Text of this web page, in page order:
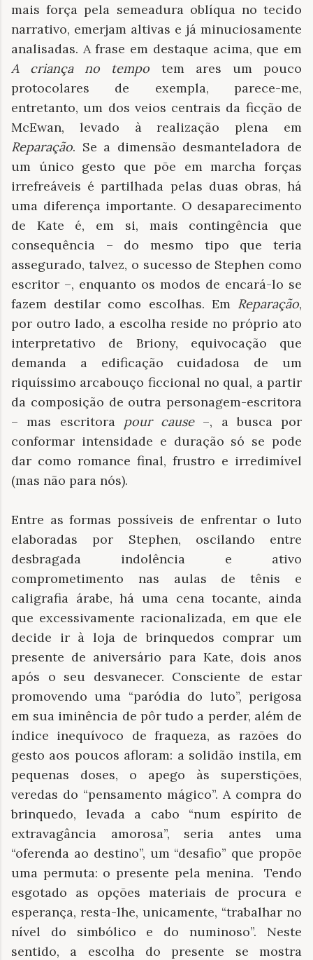
mais força pela semeadura oblíqua no tecido
narrativo, emerjam altivas e já minuciosamente
analisadas. A frase em destaque acima, que em
A criança no tempo tem ares um pouco
protocolares de exempla, parece-me,
entretanto, um dos veios centrais da ficção de
McEwan, levado à realização plena em
Reparação. Se a dimensão desmanteladora de
um único gesto que põe em marcha forças
irrefreáveis é partilhada pelas duas obras, há
uma diferença importante. O desaparecimento
de Kate é, em si, mais contingência que
consequência – do mesmo tipo que teria
assegurado, talvez, o sucesso de Stephen como
escritor –, enquanto os modos de encará-lo se
fazem destilar como escolhas. Em Reparação,
por outro lado, a escolha reside no próprio ato
interpretativo de Briony, equivocação que
demanda a edificação cuidadosa de um
riquíssimo arcabouço ficcional no qual, a partir
da composição de outra personagem-escritora
– mas escritora pour cause–, a busca por
conformar intensidade e duração só se pode
dar como romance final, frustro e irredimível
(mas não para nós).
Entre as formas possíveis de enfrentar o luto
elaboradas por Stephen, oscilando entre
desbragada indolência e ativo
comprometimento nas aulas de tênis e
caligrafia árabe, há uma cena tocante, ainda
que excessivamente racionalizada, em que ele
decide ir à loja de brinquedos comprar um
presente de aniversário para Kate, dois anos
após o seu desvanecer. Consciente de estar
promovendo uma “paródia do luto”, perigosa
em sua iminência de pôr tudo a perder, além de
índice inequívoco de fraqueza, as razões do
gesto aos poucos afloram: a solidão instila, em
pequenas doses, o apego às superstições,
veredas do “pensamento mágico”. A compra do
brinquedo, levada a cabo “num espírito de
extravagância amorosa”, seria antes uma
“oferenda ao destino”, um “desafio” que propõe
uma permuta: o presente pela menina.
Tendo
esgotado as opções materiais de procura e
esperança, resta-lhe, unicamente, “trabalhar no
nível do simbólico e do numinoso”. Neste
sentido, a escolha do presente se mostra